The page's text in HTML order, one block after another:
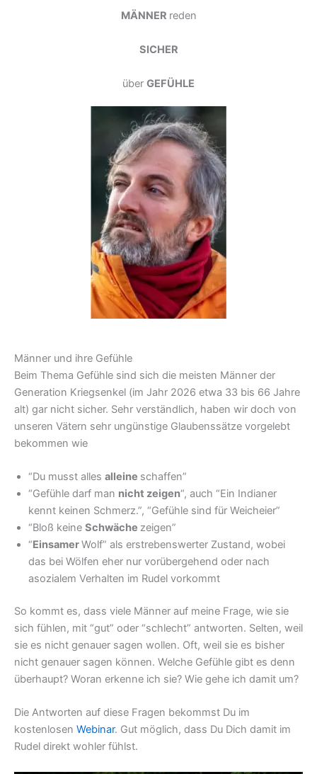
MÄNNER reden
SICHER
über GEFÜHLE
Männer und ihre Gefühle
Beim Thema Gefühle sind sich die meisten Männer der
Generation Kriegsenkel (im Jahr 2026 etwa 33 bis 66 Jahre
alt) gar nicht sicher. Sehr verständlich, haben wir doch von
unseren Vätern sehr ungünstige Glaubenssätze vorgelebt
bekommen wie
“Du musst alles alleine schaffen”
“Gefühle darf man nicht zeigen“, auch “Ein Indianer
kennt keinen Schmerz.”, “Gefühle sind für Weicheier”
“Bloß keine Schwäche zeigen”
“EinsamerWolf” als erstrebenswerter Zustand, wobei
das bei Wölfen eher nur vorübergehend oder nach
asozialem Verhalten im Rudel vorkommt
So kommt es, dass viele Männer auf meine Frage, wie sie
sich fühlen, mit “gut” oder “schlecht” antworten. Selten, weil
sie es nicht genauer sagen wollen. Oft, weil sie es bisher
nicht genauer sagen können. Welche Gefühle gibt es denn
überhaupt? Woran erkenne ich sie? Wie gehe ich damit um?
Die Antworten auf diese Fragen bekommst Du im
kostenlosen Webinar. Gut möglich, dass Du Dich damit im
Rudel direkt wohler fühlst.